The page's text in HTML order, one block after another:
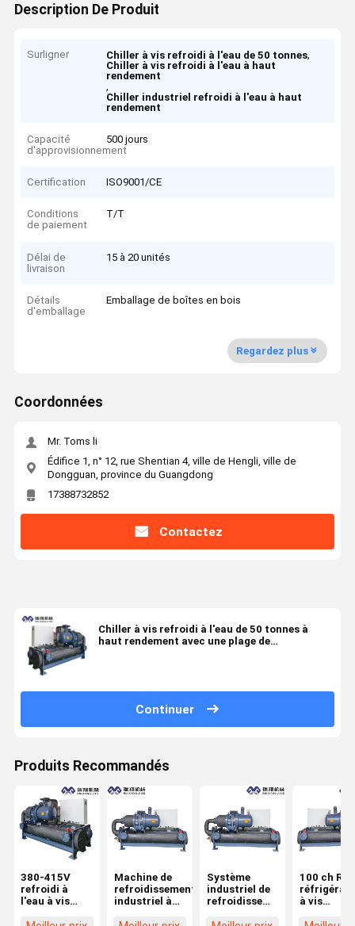
Description De Produit
Surligner Chiller à vis refroidi à l'eau de 50 tonnes,
Chiller à vis refroidi à l'eau à haut
rendement
,
Chiller industriel refroidi à l'eau à haut
rendement
Capacité
d'approvisionnement
500 jours
Certification ISO9001/CE
Conditions
de paiement
T/T
Délai de
livraison
15 à 20 unités
Détails
d'emballage
Emballage de boîtes en bois
Regardez plus
Coordonnées
Mr. Toms li
Édifice 1, n° 12, rue Shentian 4, ville de Hengli, ville de
Dongguan, province du Guangdong
17388732852
Contactez
Chiller à vis refroidi à l'eau de 50 tonnes à
haut rendement avec une plage de
Continuer
Produits Recommandés
380-415V
refroidi à
l'eau à vis
Machine de
refroidissement
industriel à
Système
industriel de
refroidissement
100 ch
à vis